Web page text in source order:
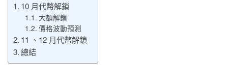
10 月代幣解鎖
大額解鎖
價格波動預測
11 、12 月代幣解鎖
總結